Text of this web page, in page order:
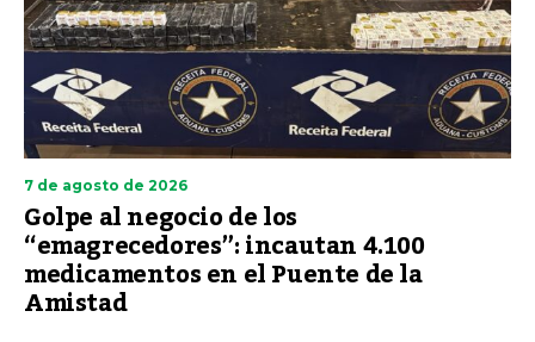
7 de agosto de 2026
Golpe al negocio de los
“emagrecedores”: incautan 4.100
medicamentos en el Puente de la
Amistad